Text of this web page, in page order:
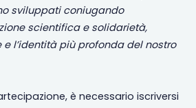
sviluppati coniugando
scientifica e solidarietà,
l’identità più profonda del nostro
è necessario iscriversi